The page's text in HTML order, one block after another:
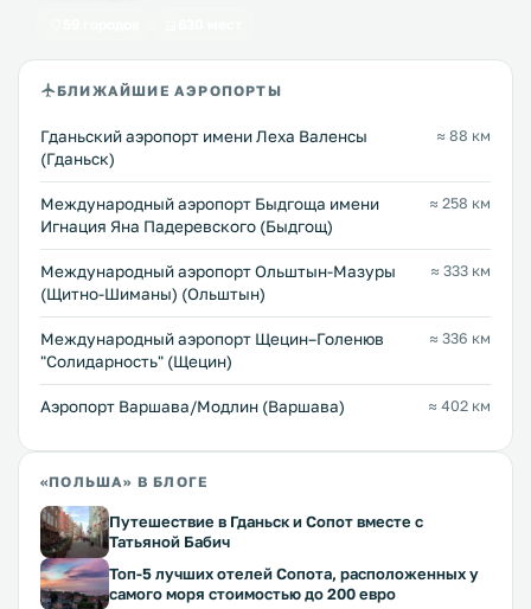
БЛИЖАЙШИЕ АЭРОПОРТЫ
Гданьский аэропорт имени Леха Валенсы
(Гданьск)
≈ 88 км
Международный аэропорт Быдгоща имени
Игнация Яна Падеревского (Быдгощ)
≈ 258 км
Международный аэропорт Ольштын-Мазуры
(Щитно-Шиманы) (Ольштын)
≈ 333 км
Международный аэропорт Щецин–Голенюв
"Солидарность" (Щецин)
≈ 336 км
Аэропорт Варшава/Модлин (Варшава) ≈ 402 км
«ПОЛЬША» В БЛОГЕ
Путешествие в Гданьск и Сопот вместе с
Татьяной Бабич
Топ-5 лучших отелей Сопота, расположенных у
самого моря стоимостью до 200 евро